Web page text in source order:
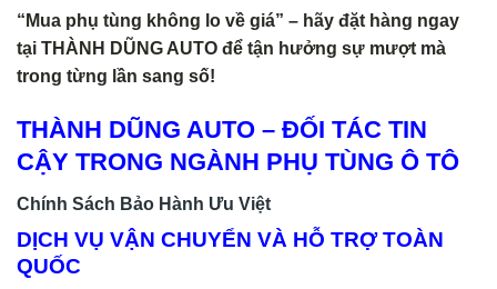
“Mua phụ tùng không lo về giá” – hãy đặt hàng ngay
tại THÀNH DŨNG AUTO để tận hưởng sự mượt mà
trong từng lần sang số!
THÀNH DŨNG AUTO – ĐỐI TÁC TIN
CẬY TRONG NGÀNH PHỤ TÙNG Ô TÔ
Chính Sách Bảo Hành Ưu Việt
DỊCH VỤ VẬN CHUYỂN VÀ HỖ TRỢ TOÀN
QUỐC